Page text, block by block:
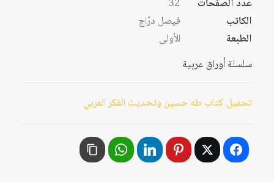
عدد الصفحات
32
الكاتب
فيصل درّاج
الطبعة
الأولى
سلسلة أوراق عربية
تحميل كتاب طه حسين وتحديث الفكر العربي